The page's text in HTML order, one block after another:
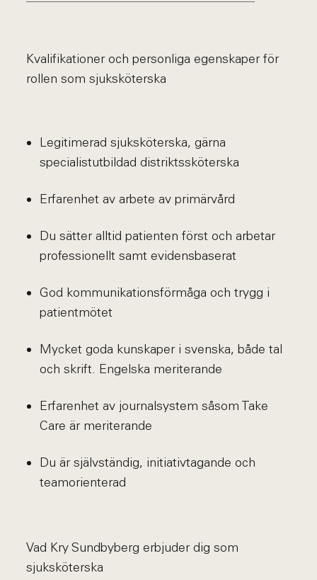
Kvalifikationer och personliga egenskaper för
rollen som sjuksköterska
Legitimerad sjuksköterska, gärna
specialistutbildad distriktssköterska
Erfarenhet av arbete av primärvård
Du sätter alltid patienten först och arbetar
professionellt samt evidensbaserat
God kommunikationsförmåga och trygg i
patientmötet
Mycket goda kunskaper i svenska, både tal
och skrift. Engelska meriterande
Erfarenhet av journalsystem såsom Take
Care är meriterande
Du är självständig, initiativtagande och
teamorienterad
Vad Kry Sundbyberg erbjuder dig som
sjuksköterska